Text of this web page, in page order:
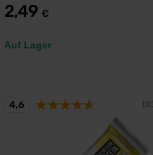
2,49 €
Auf Lager
4,6